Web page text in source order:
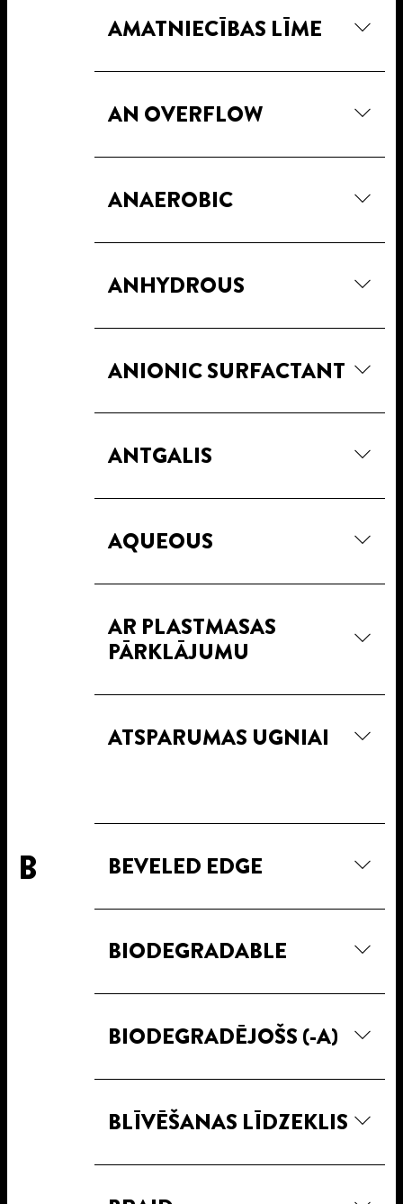
AMATNIECĪBAS LĪME
AN OVERFLOW
ANAEROBIC
ANHYDROUS
ANIONIC SURFACTANT
ANTGALIS
AQUEOUS
AR PLASTMASAS
PĀRKLĀJUMU
ATSPARUMAS UGNIAI
B BEVELED EDGE
BIODEGRADABLE
BIODEGRADĒJOŠS (-A)
BLĪVĒŠANAS LĪDZEKLIS